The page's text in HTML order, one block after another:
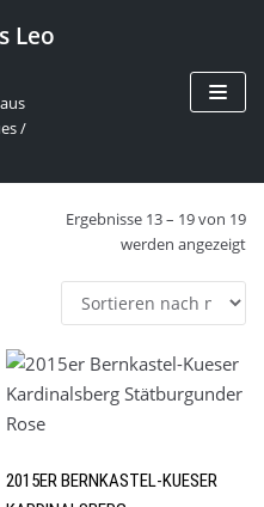
Leo
/
Ergebnisse 13 – 19 von 19
werden angezeigt
2015ER BERNKASTEL-KUESER